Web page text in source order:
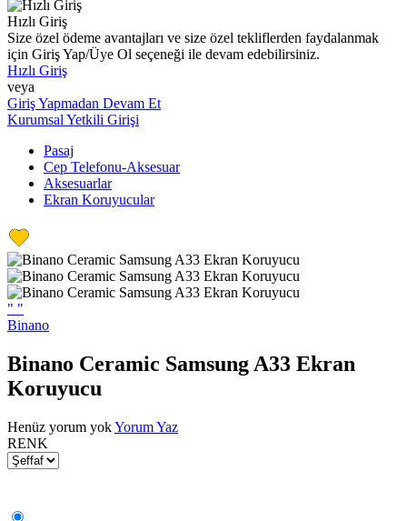
Hızlı Giriş
Size özel ödeme avantajları ve size özel tekliflerden faydalanmak
için Giriş Yap/Üye Ol seçeneği ile devam edebilirsiniz.
Hızlı Giriş
veya
Giriş Yapmadan Devam Et
Kurumsal Yetkili Girişi
Pasaj
Cep Telefonu-Aksesuar
Aksesuarlar
Ekran Koruyucular
" "
Binano
Binano Ceramic Samsung A33 Ekran
Koruyucu
Henüz yorum yokYorum Yaz
RENK